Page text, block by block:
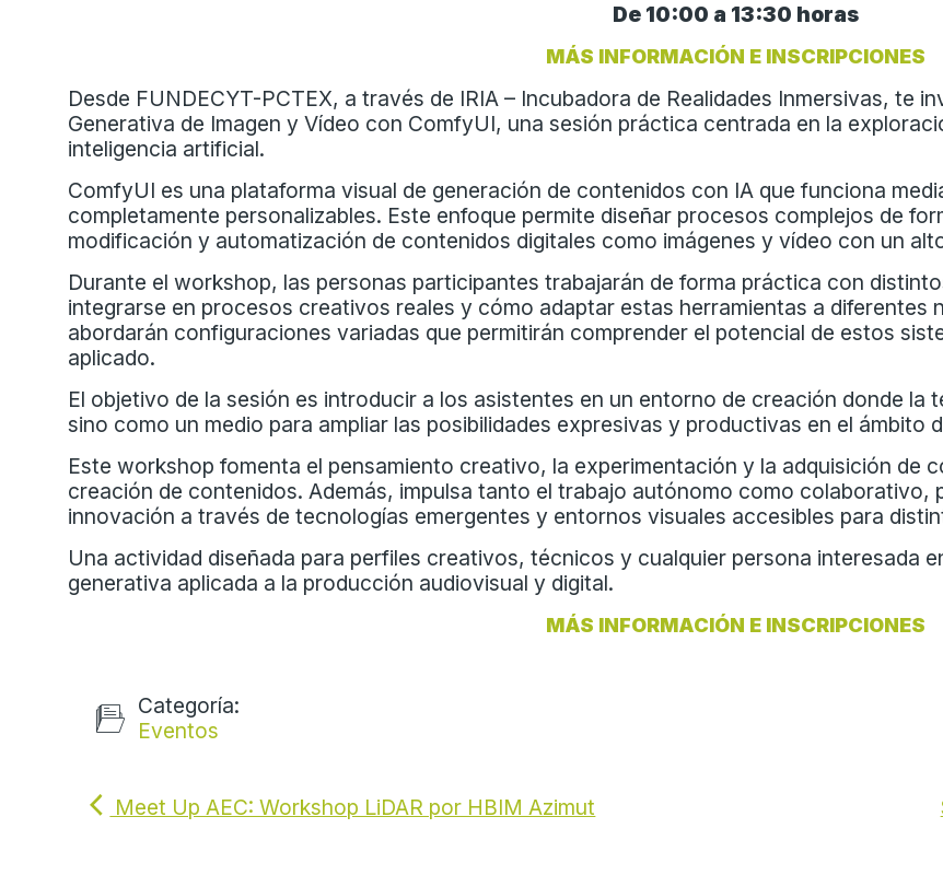
De 10:00 a 13:30 horas
MÁS INFORMACIÓN E INSCRIPCIONES
Desde FUNDECYT-PCTEX, a través de IRIA – Incubadora de Realidades Inmersivas, te
Generativa de Imagen y Vídeo con ComfyUI, una sesión práctica centrada en la
inteligencia artificial.
ComfyUI es una plataforma visual de generación de contenidos con IA que funciona
completamente personalizables. Este enfoque permite diseñar procesos complejos de
modificación y automatización de contenidos digitales como imágenes y vídeo con un
Durante el workshop, las personas participantes trabajarán de forma práctica con
integrarse en procesos creativos reales y cómo adaptar estas herramientas a diferentes
abordarán configuraciones variadas que permitirán comprender el potencial de estos
aplicado.
El objetivo de la sesión es introducir a los asistentes en un entorno de creación donde
sino como un medio para ampliar las posibilidades expresivas y productivas en el ámbito
Este workshop fomenta el pensamiento creativo, la experimentación y la adquisición de
creación de contenidos. Además, impulsa tanto el trabajo autónomo como colaborativo,
innovación a través de tecnologías emergentes y entornos visuales accesibles para
Una actividad diseñada para perfiles creativos, técnicos y cualquier persona interesada
generativa aplicada a la producción audiovisual y digital.
MÁS INFORMACIÓN E INSCRIPCIONES
Categoría:
Eventos
Meet Up AEC: Workshop LiDAR por HBIM Azimut